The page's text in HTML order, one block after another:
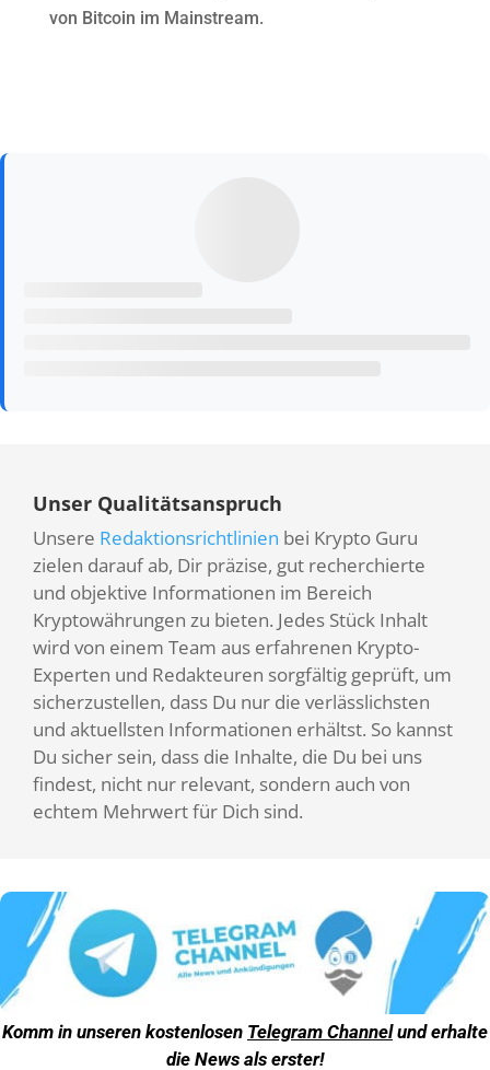
von Bitcoin im Mainstream.
Unser Qualitätsanspruch
Unsere Redaktionsrichtlinien bei Krypto Guru
zielen darauf ab, Dir präzise, gut recherchierte
und objektive Informationen im Bereich
Kryptowährungen zu bieten. Jedes Stück Inhalt
wird von einem Team aus erfahrenen Krypto-
Experten und Redakteuren sorgfältig geprüft, um
sicherzustellen, dass Du nur die verlässlichsten
und aktuellsten Informationen erhältst. So kannst
Du sicher sein, dass die Inhalte, die Du bei uns
findest, nicht nur relevant, sondern auch von
echtem Mehrwert für Dich sind.
Komm in unseren kostenlosen Telegram Channelund erhalte
die News als erster!